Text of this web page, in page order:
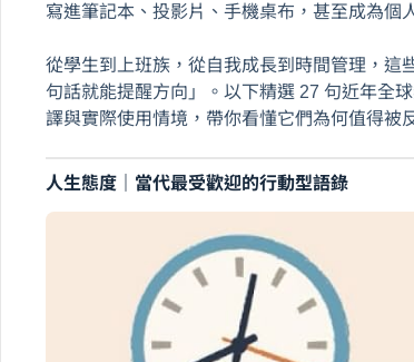
寫進筆記本、投影片、手機桌布，甚至成為個
從學生到上班族，從自我成長到時間管理，這
句話就能提醒方向」。以下精選 27 句近年全
譯與實際使用情境，帶你看懂它們為何值得被
人生態度｜當代最受歡迎的行動型語錄